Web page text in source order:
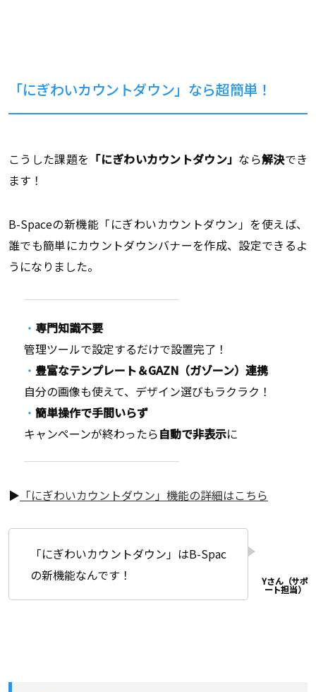
「にぎわいカウントダウン」なら超簡単！
こうした課題を 「にぎわいカウントダウン」 なら解決でき
ます！
B-Spaceの新機能「にぎわいカウントダウン」を使えば、
誰でも簡単にカウントダウンバナーを作成、設定できるよ
うになりました。
専門知識不要
管理ツールで設定するだけで設置完了！
豊富なテンプレート＆GAZN（ガゾーン）連携
自分の画像も使えて、デザイン選びもラクラク！
簡単操作で手間いらず
キャンペーンが終わったら自動で非表示に
▶ 「にぎわいカウントダウン」機能の詳細はこちら
「にぎわいカウントダウン」はB-Spac
の新機能なんです！